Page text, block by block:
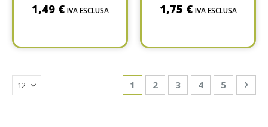
1,49 € IVA ESCLUSA 1,75 € IVA ESCLUSA
Page
You're currently reading page
1 Page
2 Page
3 Page
4 Page
5